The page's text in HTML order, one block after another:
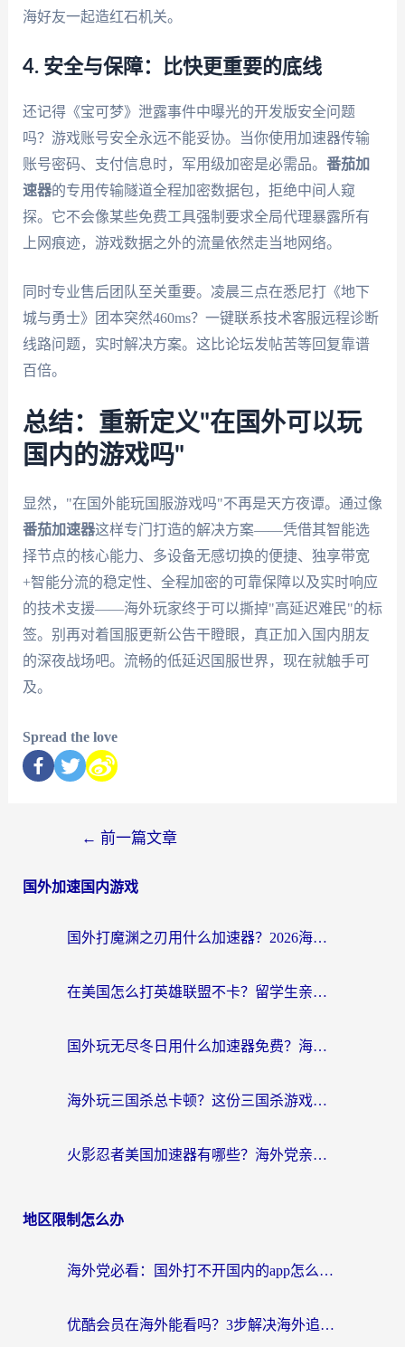
海好友一起造红石机关。
4. 安全与保障：比快更重要的底线
还记得《宝可梦》泄露事件中曝光的开发版安全问题
吗？游戏账号安全永远不能妥协。当你使用加速器传输
账号密码、支付信息时，军用级加密是必需品。 番茄加
速器的专用传输隧道全程加密数据包，拒绝中间人窥
探。它不会像某些免费工具强制要求全局代理暴露所有
上网痕迹，游戏数据之外的流量依然走当地网络。
同时专业售后团队至关重要。凌晨三点在悉尼打《地下
城与勇士》团本突然460ms？一键联系技术客服远程诊断
线路问题，实时解决方案。这比论坛发帖苦等回复靠谱
百倍。
总结：重新定义"在国外可以玩
国内的游戏吗"
显然，"在国外能玩国服游戏吗"不再是天方夜谭。通过像
番茄加速器这样专门打造的解决方案——凭借其智能选
择节点的核心能力、多设备无感切换的便捷、独享带宽
+智能分流的稳定性、全程加密的可靠保障以及实时响应
的技术支援——海外玩家终于可以撕掉"高延迟难民"的标
签。别再对着国服更新公告干瞪眼，真正加入国内朋友
的深夜战场吧。流畅的低延迟国服世界，现在就触手可
及。
Spread the love
← 前一篇文章
国外加速国内游戏
国外打魔渊之刃用什么加速器？2026海外玩家国服游戏加速全攻略（附闪耀暖暖&复苏的魔女避坑指南）
在美国怎么打英雄联盟不卡？留学生亲测的国服游戏加速全攻略
国外玩无尽冬日用什么加速器免费？海外党国服游戏加速避坑指南
海外玩三国杀总卡顿？这份三国杀游戏加速器指南帮你告别延迟烦恼
火影忍者美国加速器有哪些？海外党亲测的国服游戏加速全攻略（含菲律宾玩三国之刃守望黎明技巧）
地区限制怎么办
海外党必看：国外打不开国内的app怎么办？3步解决你的乡愁
优酷会员在海外能看吗？3步解决海外追剧难题，附实测好用加速器推荐